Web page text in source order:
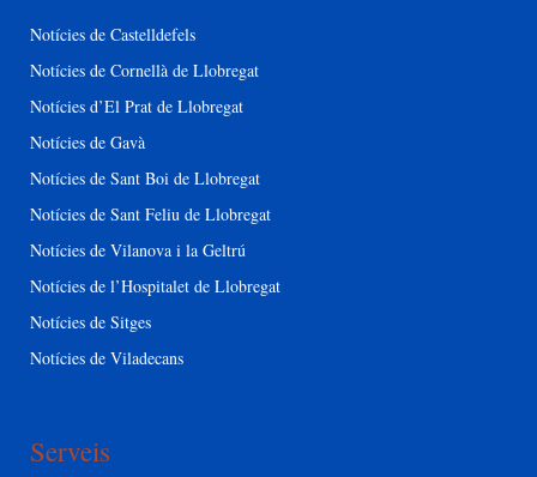
Notícies de Castelldefels
Notícies de Cornellà de Llobregat
Notícies d’El Prat de Llobregat
Notícies de Gavà
Notícies de Sant Boi de Llobregat
Notícies de Sant Feliu de Llobregat
Notícies de Vilanova i la Geltrú
Notícies de l’Hospitalet de Llobregat
Notícies de Sitges
Notícies de Viladecans
Serveis